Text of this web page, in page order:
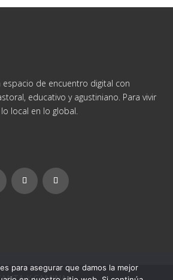
espacio de encuentro digital con
educativo y agustiniano. Para vivir
local en lo global.
para asegurar que damos la mejor